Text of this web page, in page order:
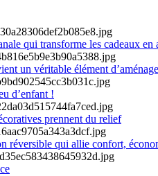
qui transforme les cadeaux en
un véritable élément
d’enfant !
prennent du relief
réversible qui allie confort,